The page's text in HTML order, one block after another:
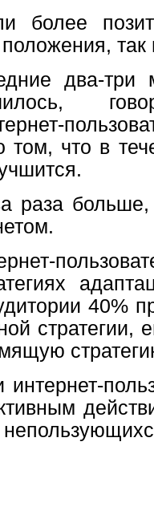
более
так
два-три
том, что в
раза
40%